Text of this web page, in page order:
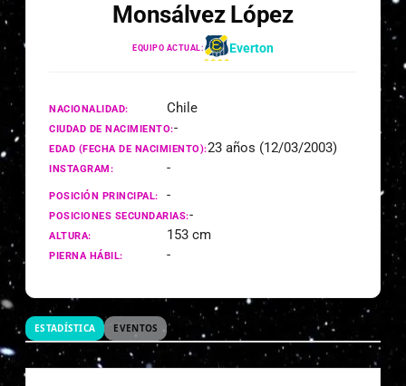
Monsálvez López
EQUIPO ACTUAL: Everton
NACIONALIDAD: Chile
CIUDAD DE NACIMIENTO:-
EDAD (FECHA DE NACIMIENTO):23 años (12/03/2003)
INSTAGRAM: -
POSICIÓN PRINCIPAL: -
POSICIONES SECUNDARIAS:-
ALTURA: 153 cm
PIERNA HÁBIL: -
ESTADÍSTICA EVENTOS